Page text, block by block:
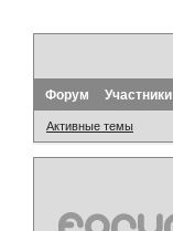
Форум Участники
Активные темы